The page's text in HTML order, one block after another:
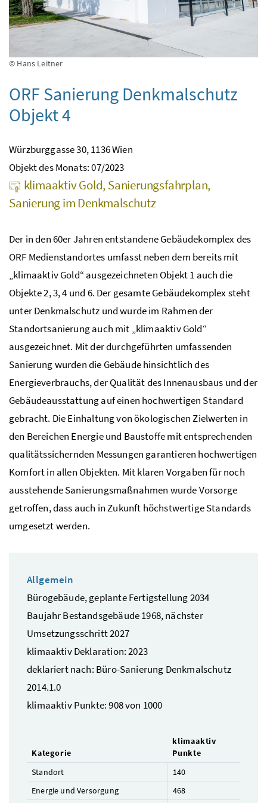
© Hans Leitner
ORF Sanierung Denkmalschutz
Objekt 4
Würzburggasse 30, 1136 Wien
Objekt des Monats: 07/2023
klimaaktiv Gold, Sanierungsfahrplan,
Sanierung im Denkmalschutz
Der in den 60er Jahren entstandene Gebäudekomplex des
ORF Medienstandortes umfasst neben dem bereits mit
„klimaaktiv Gold“ ausgezeichneten Objekt 1 auch die
Objekte 2, 3, 4 und 6. Der gesamte Gebäudekomplex steht
unter Denkmalschutz und wurde im Rahmen der
Standortsanierung auch mit „klimaaktiv Gold“
ausgezeichnet. Mit der durchgeführten umfassenden
Sanierung wurden die Gebäude hinsichtlich des
Energieverbrauchs, der Qualität des Innenausbaus und der
Gebäudeausstattung auf einen hochwertigen Standard
gebracht. Die Einhaltung von ökologischen Zielwerten in
den Bereichen Energie und Baustoffe mit entsprechenden
qualitätssichernden Messungen garantieren hochwertigen
Komfort in allen Objekten. Mit klaren Vorgaben für noch
ausstehende Sanierungsmaßnahmen wurde Vorsorge
getroffen, dass auch in Zukunft höchstwertige Standards
umgesetzt werden.
Allgemein
Bürogebäude, geplante Fertigstellung 2034
Baujahr Bestandsgebäude 1968, nächster
Umsetzungsschritt 2027
klimaaktiv Deklaration: 2023
deklariert nach: Büro-Sanierung Denkmalschutz
2014.1.0
klimaaktiv Punkte: 908 von 1000
Kategorie
klimaaktiv
Punkte
Standort
140
Energie und Versorgung
468